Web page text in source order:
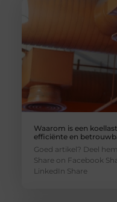
Waarom is een
efficiënte en
Goed artikel? Deel
Share on Facebook
LinkedIn Share